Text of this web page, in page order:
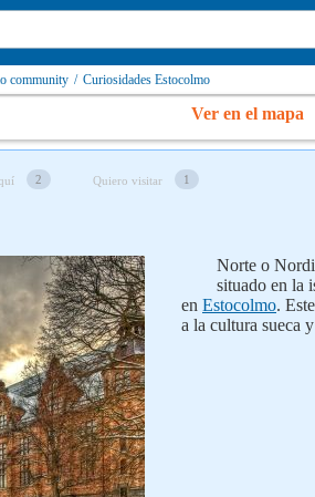
community / Curiosidades Estocolmo
Ver en el mapa
2 Quiero visitar 1
Norte o
situado en la
en Estocolmo.
a la cultura sueca